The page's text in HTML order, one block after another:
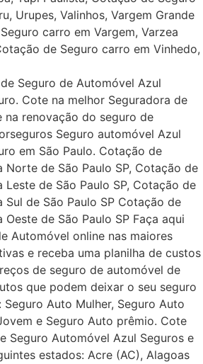
Urupes, Valinhos, Vargem Grande
carro em Vargem, Varzea
de Seguro carro em Vinhedo,
Seguro de Automóvel Azul
Cote na melhor Seguradora de
na renovação do seguro de
Seguro automóvel Azul
em São Paulo. Cotação de
Norte de São Paulo SP, Cotação de
Leste de São Paulo SP, Cotação de
Sul de São Paulo SP Cotação de
de São Paulo SP Faça aqui
Automóvel online nas maiores
e receba uma planilha de custos
de seguro de automóvel de
que podem deixar o seu seguro
Auto Mulher, Seguro Auto
e Seguro Auto prêmio. Cote
Seguro Automóvel Azul Seguros e
estados: Acre (AC), Alagoas